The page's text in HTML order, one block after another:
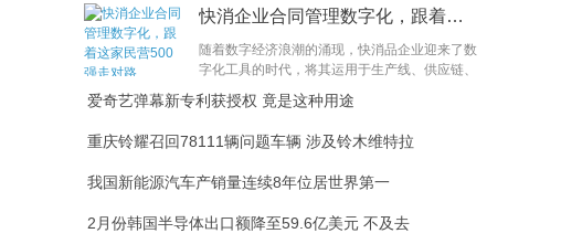
快消企业合同管理数字化，跟着这家民营500强走对
随着数字经济浪潮的涌现，快消品企业迎来了数
字化工具的时代，将其运用于生产线、供应链、
资金链和信息流等业务环节，以不断提升产品技
术...
爱奇艺弹幕新专利获授权 竟是这种用途
重庆铃耀召回78111辆问题车辆 涉及铃木维特拉
我国新能源汽车产销量连续8年位居世界第一
2月份韩国半导体出口额降至59.6亿美元 不及去